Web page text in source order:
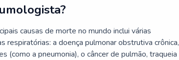
causas de morte no mundo inclui várias
respiratórias: a doença pulmonar obstrutiva crônica,
(como a pneumonia), o câncer de pulmão, traqueia